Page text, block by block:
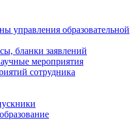
управления образовательной
бланки заявлений
мероприятия
сотрудника